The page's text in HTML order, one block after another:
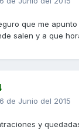
que me
salen y a que
6 de Junio del 2015
y